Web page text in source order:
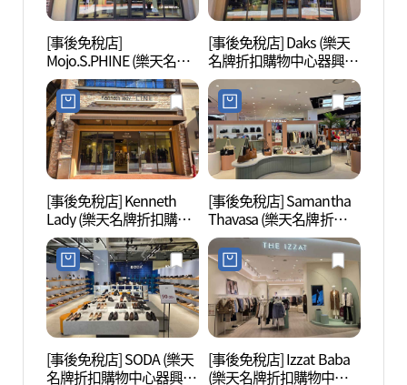
[事後免稅店]
Mojo.S.PHINE (樂天名牌
折扣購物中心器興店)(모
조에스핀 롯데프리미엄
아울렛 기흥점)
[事後免稅店] Daks (樂天
名牌折扣購物中心器興
店)(닥스 롯데프리미엄아
울렛 기흥점)
[事後免稅店] Kenneth
Lady (樂天名牌折扣購物
中心器興店)(케네스레이
디 롯데프리미엄아울렛
기흥점)
[事後免稅店] Samantha
Thavasa (樂天名牌折扣購
物中心器興店)(마이쉘&
사만사타바사 롯데프리
미엄아울렛 기흥점)
[事後免稅店] SODA (樂天
名牌折扣購物中心器興
[事後免稅店] Izzat Baba
(樂天名牌折扣購物中心